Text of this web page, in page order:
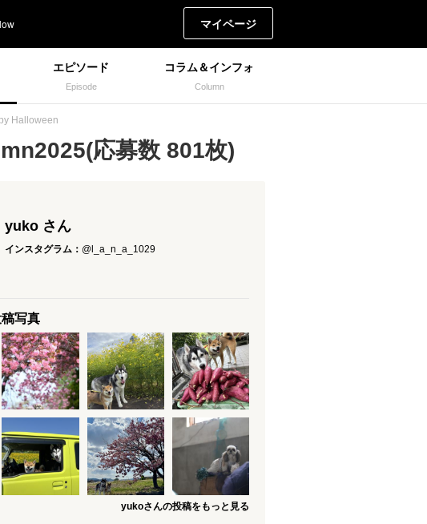
マイページ
エピソード
Episode
コラム＆インフォ
Column
Halloween
応募数 801枚)
yuko さん
インスタグラム： @l_a_n_a_1029
写真
yukoさんの投稿をもっと見る